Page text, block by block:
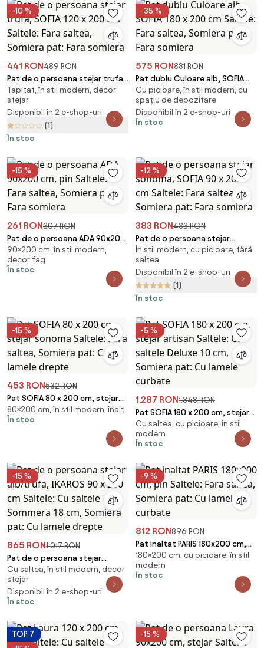
-10 %
441 RON489 RON
Pat de o persoana stejar trufa,
SOFIA 120 x 200 cm Saltele: Fara
saltea, Somiera pat: Fara
somiera
Tapițat, în stil modern, decor
stejar
Disponibil în 2 e-shop-uri
(1)
În stoc
-35 %
575 RON881 RON
Pat dublu Culoare alb, SOFIA
180 x 200 cm Saltele: Fara
saltea, Somiera pat: Fara
somiera
Cu picioare, în stil modern, cu
spațiu de depozitare
Disponibil în 2 e-shop-uri
În stoc
-15 %
261 RON307 RON
Pat de o persoana ADA 90x200
cm, pin Saltele: Fara saltea,
Somiera pat: Fara somiera
90×200 cm, în stil modern,
decor fag
În stoc
-12 %
383 RON433 RON
Pat de o persoana stejar
sonoma, SOFIA 90 x 200 cm
Saltele: Fara saltea, Somiera
pat: Fara somiera
În stil modern, cu picioare, fără
saltea
Disponibil în 2 e-shop-uri
(1)
În stoc
-15 %
453 RON532 RON
Pat SOFIA 80 x 200 cm, stejar
sonoma Saltele: Fara saltea,
Somiera pat: Cu lamele drepte
80×200 cm, în stil modern, înalt
În stoc
-5 %
1.287 RON1.348 RON
Pat SOFIA 180 x 200 cm, stejar
artisan Saltele: Cu saltele
Deluxe 10 cm, Somiera pat: Cu
lamele curbate
Cu saltea, cu picioare, în stil
modern
În stoc
-15 %
865 RON1.017 RON
Pat de o persoana stejar
alb/trufa, IKAROS 90 x 200 cm
Saltele: Cu saltele Sommera 18
cm, Somiera pat: Cu lamele
drepte
Cu saltea, în stil modern, decor
stejar
Disponibil în 2 e-shop-uri
În stoc
-9 %
812 RON896 RON
Pat inaltat PARIS 180x200 cm,
pin Saltele: Fara saltea, Somiera
pat: Cu lamele curbate
180×200 cm, cu picioare, în stil
modern
În stoc
TOP 7
-15 %